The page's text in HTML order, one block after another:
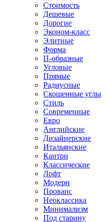
Стоимость
Дешевые
Дорогие
Эконом-класс
Элитные
Форма
П-образные
Угловые
Прямые
Радиусные
Скошенные углы
Стиль
Современные
Евро
Английские
Дизайнерские
Итальянские
Кантри
Классические
Лофт
Модерн
Прованс
Неоклассика
Минимализм
Под старину